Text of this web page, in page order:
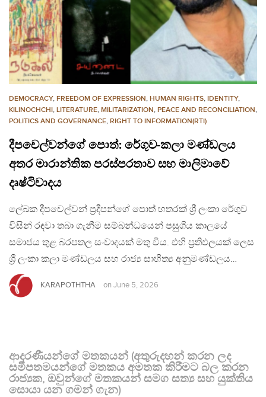
DEMOCRACY, FREEDOM OF EXPRESSION, HUMAN RIGHTS, IDENTITY,
KILINOCHCHI, LITERATURE, MILITARIZATION, PEACE AND RECONCILIATION,
POLITICS AND GOVERNANCE, RIGHT TO INFORMATION(RTI)
දීපචෙල්වන්ගේ පොත්: රේගුව-කලා මණ්ඩලය
අතර මාරාන්තික පරස්පරතාව සහ මාලිමාවේ
දෘෂ්ටිවාදය
ලේඛක දීපචෙල්වන් ප්‍රදීපන්ගේ පොත් හතරක් ශ්‍රී ලංකා රේගුව
විසින් රඳවා තබා ගැනීම සම්බන්ධයෙන් පසුගිය කාලයේ
සමාජය තුළ බරපතල සංවාදයක් මතු විය. එහි ප්‍රතිඵලයක් ලෙස
ශ්‍රී ලංකා කලා මණ්ඩලය සහ රාජ්‍ය සාහිත්‍ය අනුමණ්ඩලය…
KARAPOTHTHA on June 5, 2026
ආදරණීයන්ගේ මතකයන් (අතුරුදහන් කරන ලද
සමීපතමයන්ගේ මතකය අමතක කිරීමට බල කරන
රාජ්‍යක, ඔවුන්ගේ මතකයන් සමග සත්‍ය සහ යුක්තිය
සොයා යන ගමන් ගැන)